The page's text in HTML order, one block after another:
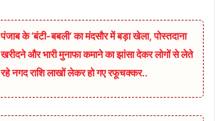
पंजाब के ‘बंटी-बबली’ का मंदसौर में बड़ा खेला, पोस्तदाना
खरीदने और भारी मुनाफा कमाने का झांसा देकर लोगों से लेते
रहे नगद राशि लाखों लेकर हो गए रफूचक्कर..